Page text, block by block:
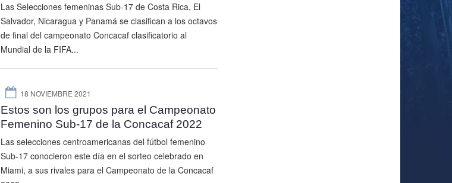
Las Selecciones femeninas Sub-17 de Costa Rica, El
Salvador, Nicaragua y Panamá se clasifican a los octavos
de final del campeonato Concacaf clasificatorio al
Mundial de la FIFA...
18 NOVIEMBRE 2021
Estos son los grupos para el Campeonato
Femenino Sub-17 de la Concacaf 2022
Las selecciones centroamericanas del fútbol femenino
Sub-17 conocieron este día en el sorteo celebrado en
Miami, a sus rivales para el Campeonato de la Concacaf